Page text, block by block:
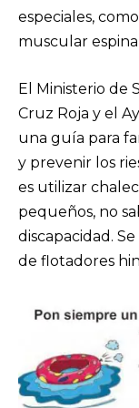
especiales,
muscular
El Ministerio de
Cruz Roja y el
una guía para
y prevenir los
es utilizar
pequeños, no
discapacidad.
de flotadores